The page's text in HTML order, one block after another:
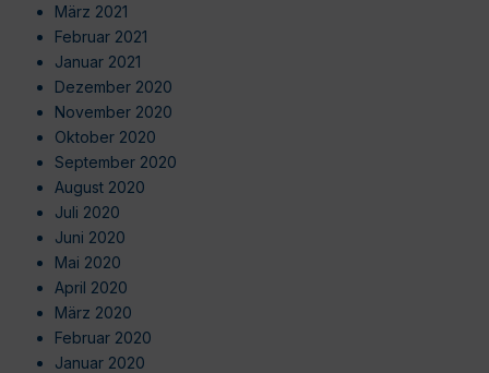
März 2021
Februar 2021
Januar 2021
Dezember 2020
November 2020
Oktober 2020
September 2020
August 2020
Juli 2020
Juni 2020
Mai 2020
April 2020
März 2020
Februar 2020
Januar 2020